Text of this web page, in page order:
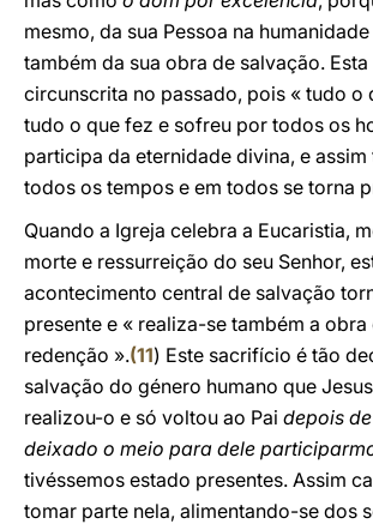
mesmo, da sua Pessoa na
também da sua obra de salvação.
circunscrita no passado, pois « tudo o
tudo o que fez e sofreu por todos os
participa da eternidade divina, e assim
todos os tempos e em todos se torna
Quando a Igreja celebra a Eucaristia,
morte e ressurreição do seu Senhor,
acontecimento central de salvação
presente e « realiza-se também a obra
redenção ».(11) Este sacrifício é tão
salvação do género humano que
realizou-o e só voltou ao Pai depois
deixado o meio para dele
tivéssemos estado presentes. Assim
tomar parte nela, alimentando-se dos